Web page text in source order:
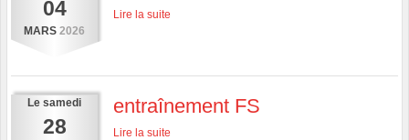
04
MARS 2026
Lire la suite
Le samedi
28
entraînement FS
Lire la suite